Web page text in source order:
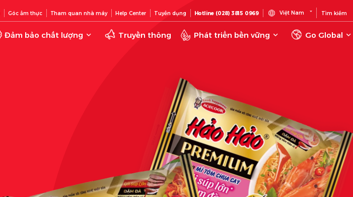
Góc ẩm thực Tham quan nhà máy Help Center Tuyển dụng Hotline (028) 3815 0969 Việt Nam Tìm kiếm
Đảm bảo chất lượng Truyền thông Phát triển bền vững Go Global